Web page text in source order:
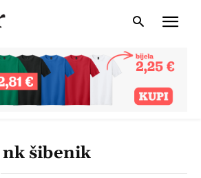
nk šibenik